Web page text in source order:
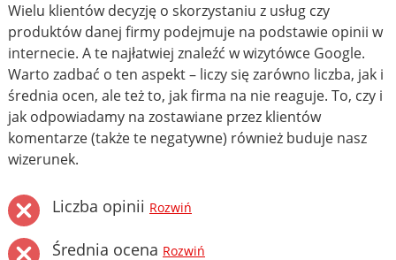
Wielu klientów decyzję o skorzystaniu z usług czy
produktów danej firmy podejmuje na podstawie opinii w
internecie. A te najłatwiej znaleźć w wizytówce Google.
Warto zadbać o ten aspekt – liczy się zarówno liczba, jak i
średnia ocen, ale też to, jak firma na nie reaguje. To, czy i
jak odpowiadamy na zostawiane przez klientów
komentarze (także te negatywne) również buduje nasz
wizerunek.
Liczba opinii Rozwiń
Średnia ocena Rozwiń